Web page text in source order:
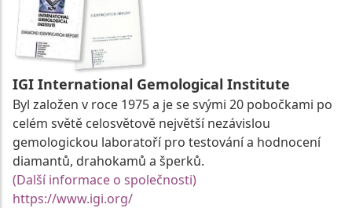
IGI International Gemological Institute
Byl založen v roce 1975 a je se svými 20 pobočkami po
celém světě celosvětově největší nezávislou
gemologickou laboratoří pro testování a hodnocení
diamantů, drahokamů a šperků.
(Další informace o společnosti)
https://www.igi.org/